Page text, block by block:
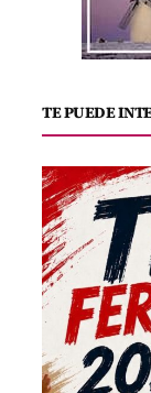
TE PUEDE